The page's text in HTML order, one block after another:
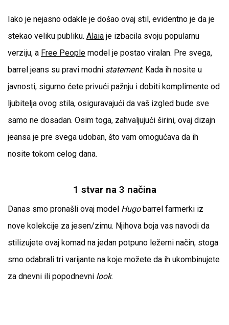
Iako je nejasno odakle je došao ovaj stil, evidentno je da je
stekao veliku publiku.Alaia je izbacila svoju popularnu
verziju, a Free People model je postao viralan. Pre svega,
barrel jeans su pravi modni statement: Kada ih nosite u
javnosti, sigurno ćete privući pažnju i dobiti komplimente od
ljubitelja ovog stila, osiguravajući da vaš izgled bude sve
samo ne dosadan. Osim toga, zahvaljujući širini, ovaj dizajn
jeansa je pre svega udoban, što vam omogućava da ih
nosite tokom celog dana.
1 stvar na 3 načina
Danas smo pronašli ovaj model Hugobarrel farmerki iz
nove kolekcije za jesen/zimu. Njihova boja vas navodi da
stilizujete ovaj komad na jedan potpuno ležerni način, stoga
smo odabrali tri varijante na koje možete da ih ukombinujete
za dnevni ili popodnevni look.